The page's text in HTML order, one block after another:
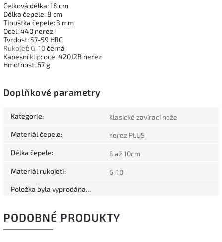
Celková délka: 18 cm
Délka čepele: 8 cm
Tloušťka čepele: 3 mm
Ocel: 440 nerez
Tvrdost: 57-59 HRC
Rukojeť: G-10černá
Kapesníklip: ocel 420J2B nerez
Hmotnost: 67 g
Doplňkové parametry
Kategorie: Klasické zavírací nože
Materiál čepele: nerez PLUS
Délka čepele: 8 až 10cm
Materiál rukojeti: G-10
Položka byla vyprodána…
PODOBNÉ PRODUKTY